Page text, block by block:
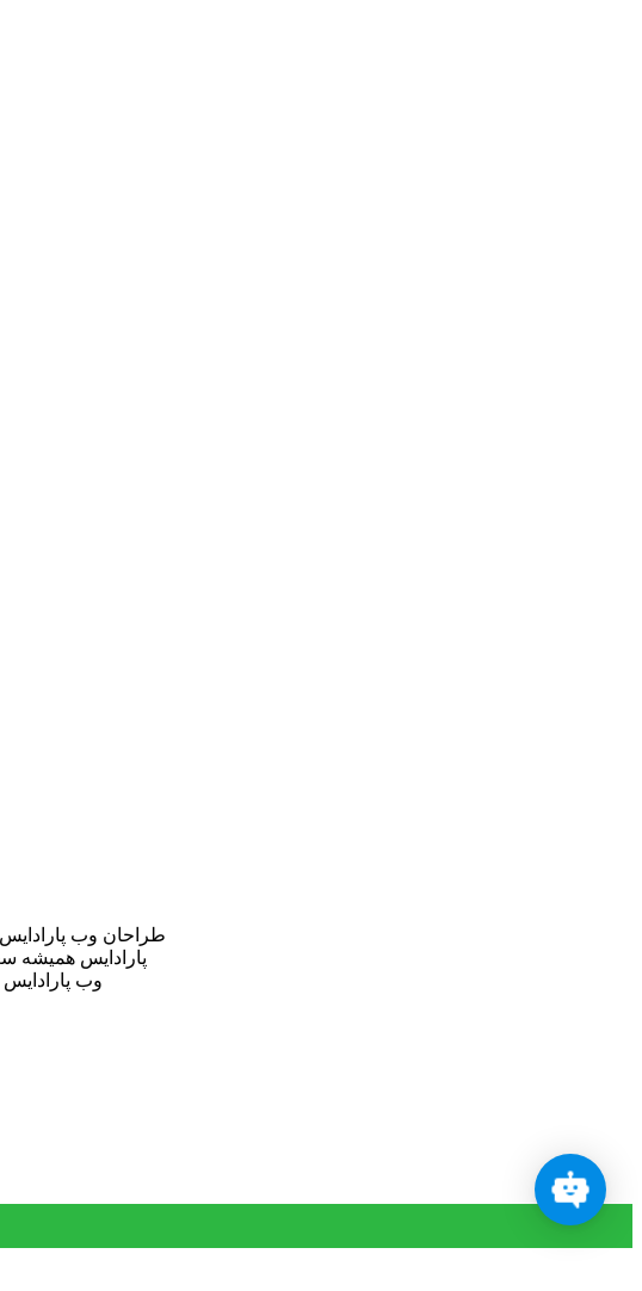
طراحان وب
پارادایس همیشه
وب